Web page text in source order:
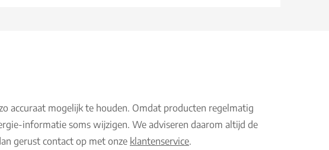
accuraat mogelijk te houden. Omdat producten regelmatig
informatie soms wijzigen. We adviseren daarom altijd de
gerust contact op met onze klantenservice.